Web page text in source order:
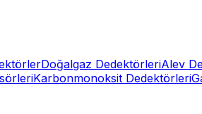
Doğalgaz DedektörleriAlev
Karbonmonoksit Dedektörleri